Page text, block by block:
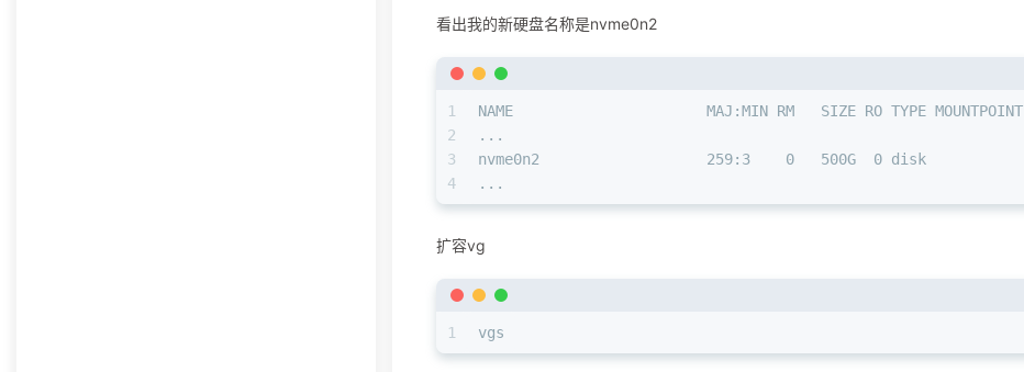
看出我的新硬盘名称是nvme0n2
1
2
3
4
NAME                      MAJ:MIN RM   SIZE RO TYPE MOUNTPOINT
...
nvme0n2                   259:3    0   500G  0 disk
...
扩容vg
1 vgs